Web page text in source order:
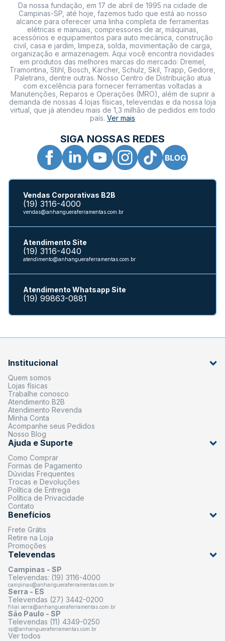
Da nossa fundação, em 17 de abril de 1995 na cidade de
Campinas-SP, até hoje, fazemos tudo que está ao nosso
alcance para oferecer uma linha completa de ferramentas
elétricas e manuais, compressores de ar, máquinas,
acessórios e equipamentos para auto mecânica, construção
civil, casa e jardim, limpeza, solda, movimentação de carga,
organização e armazenagem. Aqui você encontra novidades
em produtos das melhores marcas do mercado: Dremel,
Tramontina, Stihl, Bosch, Kärcher, Schulz, Skil, Trapp, Gedore,
Paletrans, dentre outras. Nosso Centro de Distribuição atua
com excelência para fornecer ferramentas voltadas a
Manutenções, Reparos e Operações (MRO), além de suprir a
demanda de nossas 4 lojas físicas, televendas e da nossa loja
virtual, que já atendeu mais de 1,3 milhão de pedidos em todo
país. Ver mais
SIGA NOSSAS REDES
Vendas Corporativas B2B
(19) 3116-4000
vendas@anhangueraferramentas.com.br
Atendimento Site
(19) 3116-4040
atendimento@anhangueraferramentas.com.br
Atendimento Whatsapp Site
(19) 99863-0881
Institucional
Quem somos
Lojas físicas
Trabalhe conosco
Atendimento B2B
Atendimento Revenda
Minha Conta
Acompanhe seus Pedidos
Nosso Blog
Ajuda e Suporte
Como Comprar
Formas de Pagamento
Dúvidas Frequentes
Trocas e Devoluções
Política de Entrega
Política de Privacidade
Contato
Benefícios
Frete Grátis
Retire na Loja
Promoções
Televendas
Campinas - SP
Televendas: (19) 3116-4000
campinas@anhangueraferramentas.com.br
Serra - ES
Televendas (27) 3442-0200
filial.serra@anhangueraferramentas.com.br
São Paulo - SP
Televendas (11) 4349-0250
sp@anhangueraferramentas.com.br
Ver todos